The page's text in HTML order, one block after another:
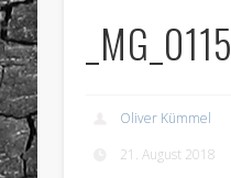
_MG_0115
Oliver Kümmel
21. August 2018